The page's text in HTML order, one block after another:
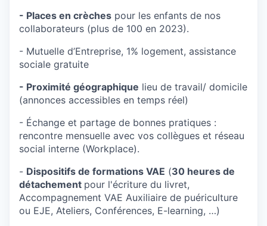
- Places en crèches pour les enfants de nos
collaborateurs (plus de 100 en 2023).
- Mutuelle d’Entreprise, 1% logement, assistance
sociale gratuite
- Proximité géographique lieu de travail/ domicile
(annonces accessibles en temps réel)
- Échange et partage de bonnes pratiques :
rencontre mensuelle avec vos collègues et réseau
social interne (Workplace).
- Dispositifs de formations VAE (30 heures de
détachement pour l'écriture du livret,
Accompagnement VAE Auxiliaire de puériculture
ou EJE, Ateliers, Conférences, E-learning, …)